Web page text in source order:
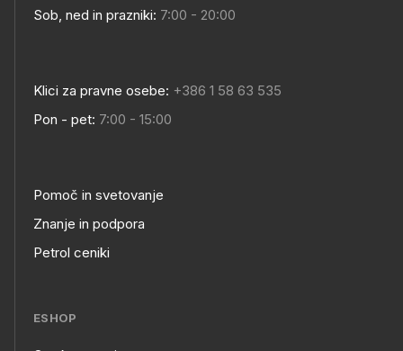
Sob, ned in prazniki: 7:00 - 20:00
Klici za pravne osebe: +386 1 58 63 535
Pon - pet: 7:00 - 15:00
Footer
links
Pomoč in svetovanje
Znanje in podpora
Petrol ceniki
ESHOP